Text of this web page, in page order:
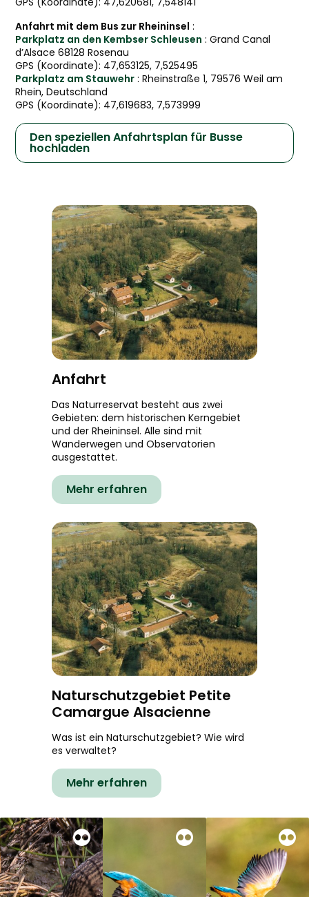
Anfahrt mit dem Bus zur Rheininsel :
Parkplatz an den Kembser Schleusen : Grand Canal
d’Alsace 68128 Rosenau
GPS (Koordinate): 47,653125, 7,525495
Parkplatz am Stauwehr : Rheinstraße 1, 79576 Weil am
Rhein, Deutschland
GPS (Koordinate): 47,619683, 7,573999
Den speziellen Anfahrtsplan für Busse
hochladen
Anfahrt
Das Naturreservat besteht aus zwei
Gebieten: dem historischen Kerngebiet
und der Rheininsel. Alle sind mit
Wanderwegen und Observatorien
ausgestattet.
Mehr erfahren
Naturschutzgebiet Petite
Camargue Alsacienne
Was ist ein Naturschutzgebiet? Wie wird
es verwaltet?
Mehr erfahren